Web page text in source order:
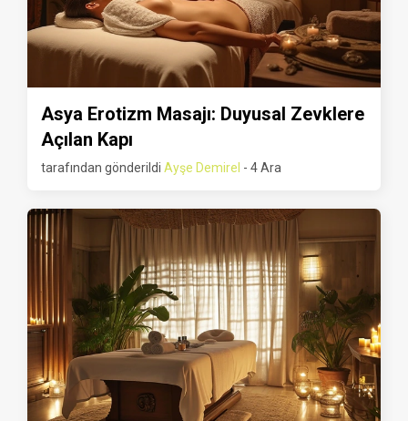
Asya Erotizm Masajı: Duyusal Zevklere
Açılan Kapı
tarafından gönderildi Ayşe Demirel - 4 Ara